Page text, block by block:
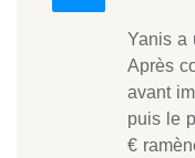
Yanis a
Après
avant
puis le
€